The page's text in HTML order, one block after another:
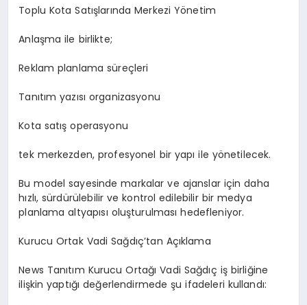
Toplu Kota Satışlarında Merkezi Yönetim
Anlaşmaile birlikte;
Reklam planlama süreçleri
Tanıtım yazısı organizasyonu
Kota satış operasyonu
tekmerkezden, profesyonel bir yapı ile yönetilecek.
Bu model sayesinde markalar ve ajanslar için daha
hızlı, sürdürülebilir ve kontrol edilebilir bir medya
planlama altyapısı oluşturulması hedefleniyor.
Kurucu Ortak Vadi Sağdıç’tan Açıklama
News Tanıtım Kurucu Ortağı Vadi Sağdıç iş birliğine
ilişkin yaptığı değerlendirmede şu ifadeleri kullandı: